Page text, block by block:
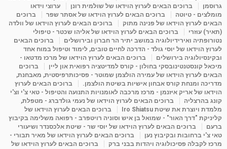
09:12
פנינה מתוק - מרכז "נתיב הלב" בהרצליה-
מדיטציה-התחדשות
Shahar-vod
גרוסמן
ברוכים הבאים לערוץ הוידאו של שולמית רונן
ערוצי וידאו
מומלצים - טיוטה
ברוכים הבאים לערוץ הוידאו של אסתר שפר
ברוכים
הבאים לערוץ הוידאו של פנינה מתוק
ברוכים הבאים לערוץ הוידאו של וולדה
(תאיר) עוזרי
ברוכים הבאים לערוץ הוידאו של אליהו שכטר - טיפולי
נטורופתיה ואירידיולוגיה במושב יתיר הר חברון ובירושלים
ברוכים הבאים
לערוץ הוידאו של יוסי גולד - הדרכה לחיים טובים, לימוד וטיפול במוח אחד
ובקינסיולוגיה בירושלים
ברוכים הבאים לערוץ הוידאו של מרכז מדטאו -
מיכאל קונסטנטינובסקי בחולון - קורס למדיטציה רפואית און ליין
ברוכים
הבאים לערוץ הוידאו של עמירה הולצמן שמוטר - פסיכותרפיסטית, מאבחנת,
מדריכה ומנחת קורס אבחון אישיות בשיטת הולצמן.
ברוכים הבאים לערוץ
הוידאו של אריק איזנמן - מרכז מרכבה לאומנויות התנועה והטיפול - טאי צ'י וצ'י
קונג בהרצליה
ברוכים הבאים לערוץ הוידאו של נעמי גולדברג - מטפלת,
מלמדת ויוצרת את שיטת Iro Shiatsu
ברוכים הבאים לערוץ הוידאו של
קליניקת "דרך האור" - שמואל בן איש וסוניה רויטפרב - רפואה משלימה בקיבוץ
ברעם
ברוכים הבאים לערוץ הוידאו של יוסי שר - שיטת אלכסנדר ושיעורי
טאי צ'י ברחובות ובקיבוץ נען
ברוכים הבאים לערוץ הוידאו של מאיר תבורי -
מרכז לקבלה פסיכולוגיה ויהדות בבני ברק
ברוכים הבאים לערוץ הוידאו של